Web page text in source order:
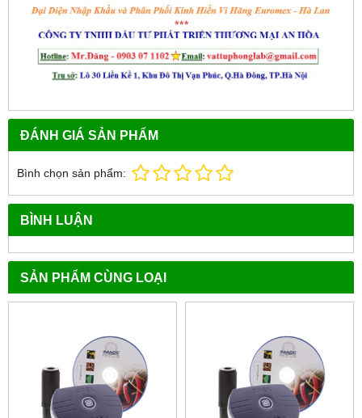
ĐÁNH GIÁ SẢN PHẨM
Bình chọn sản phẩm:
BÌNH LUẬN
SẢN PHẨM CÙNG LOẠI